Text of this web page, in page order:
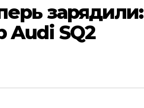
зарядили:
Audi SQ2